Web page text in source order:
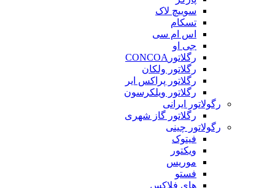
سوییچ لاک
تسکام
اس ام سی
جی او
رگلاتورCONCOA
رگلاتور ولکان
رگلاتور پراکس ایر
رگلاتور ویلکرسون
رگولاتور ایرانی
رگلاتور گاز شهری
رگولاتور چینی
فیتوک
ویکتور
موریس
فستو
های فلاکس